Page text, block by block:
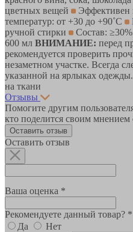
цветных вещей
Эффективен
температур: от +30 до +90˚C
ручной стирки
Состав:
600 мл ВНИМАНИЕ: перед
рекомендуется проверить
незаметном участке. Всегда
указанной на ярлыках
на ткани
Отзывы
Помогите другим
кто поделится своим мнением
Оставить отзыв
Оставить отзыв
Ваша оценка *
Рекомендуете данный товар? *
Да
Нет